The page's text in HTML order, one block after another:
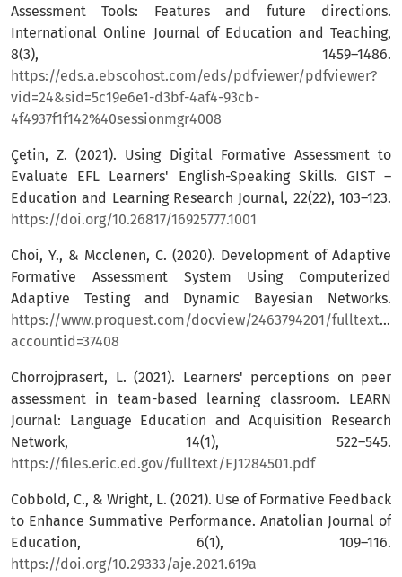
Assessment Tools: Features and future directions.
International Online Journal of Education and Teaching,
8(3), 1459–1486.
https://eds.a.ebscohost.com/eds/pdfviewer/pdfviewer?
vid=24&sid=5c19e6e1-d3bf-4af4-93cb-
4f4937f1f142%40sessionmgr4008
Çetin, Z. (2021). Using Digital Formative Assessment to
Evaluate EFL Learners' English-Speaking Skills. GIST –
Education and Learning Research Journal, 22(22), 103–123.
https://doi.org/10.26817/16925777.1001
Choi, Y., & Mcclenen, C. (2020). Development of Adaptive
Formative Assessment System Using Computerized
Adaptive Testing and Dynamic Bayesian Networks.
https://www.proquest.com/docview/2463794201/fulltextPDF/
accountid=37408
Chorrojprasert, L. (2021). Learners' perceptions on peer
assessment in team-based learning classroom. LEARN
Journal: Language Education and Acquisition Research
Network, 14(1), 522–545.
https://files.eric.ed.gov/fulltext/EJ1284501.pdf
Cobbold, C., & Wright, L. (2021). Use of Formative Feedback
to Enhance Summative Performance. Anatolian Journal of
Education, 6(1), 109–116.
https://doi.org/10.29333/aje.2021.619a